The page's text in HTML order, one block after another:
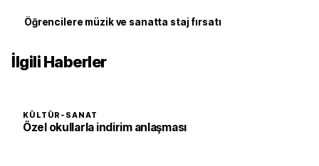
Öğrencilere müzik ve sanatta staj fırsatı
İlgili Haberler
KÜLTÜR-SANAT
Özel okullarla indirim anlaşması